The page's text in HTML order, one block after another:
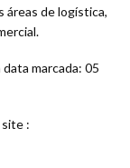
áreas de logística,
marcada: 05
: